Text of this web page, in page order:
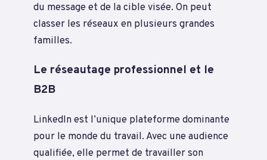
du message et de la cible visée. On peut
classer les réseaux en plusieurs grandes
familles.
Le réseautage professionnel et le
B2B
LinkedIn est l’unique plateforme dominante
pour le monde du travail. Avec une audience
qualifiée, elle permet de travailler son